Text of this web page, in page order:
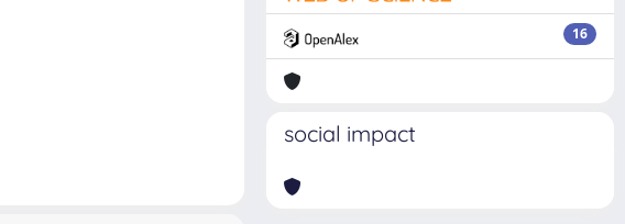
16
social impact